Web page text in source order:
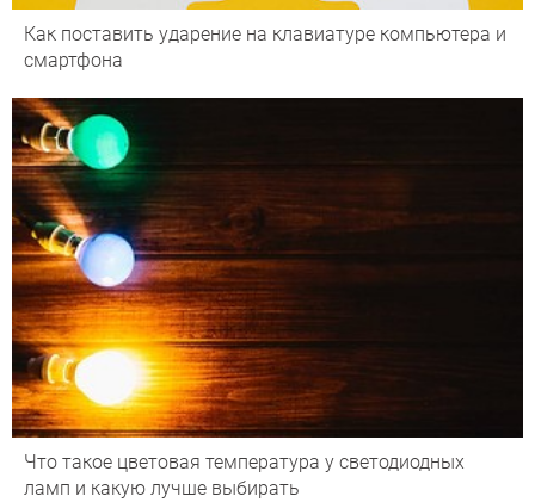
Как поставить ударение на клавиатуре компьютера и
смартфона
Что такое цветовая температура у светодиодных
ламп и какую лучше выбирать